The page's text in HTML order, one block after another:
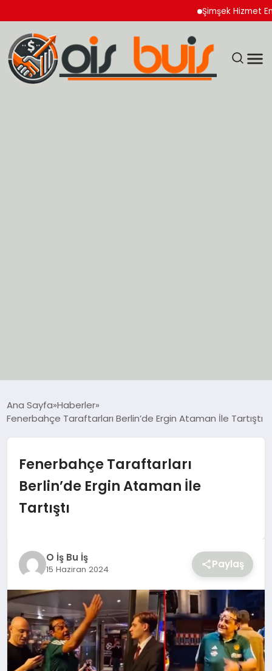
Şimşek Hizmet
EKONOMİ
GÜNCEL
SIYASET
YAŞAM
Ana Sayfa Haberler
Fenerbahçe Taraftarları Berlin’de Ergin Ataman İle Tartıştı
Fenerbahçe Taraftarları
Berlin’de Ergin Ataman İle
Tartıştı
O İş Bu İş
15 Haziran 2024 Paylaş